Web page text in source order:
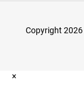
Copyright 2026
×